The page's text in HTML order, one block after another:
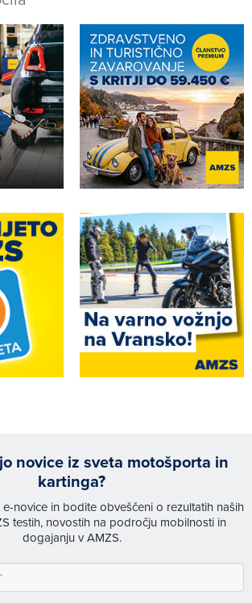
novice iz sveta motošporta in
kartinga?
e-novice in bodite obveščeni o rezultatih naših
testih, novostih na področju mobilnosti in
dogajanju v AMZS.